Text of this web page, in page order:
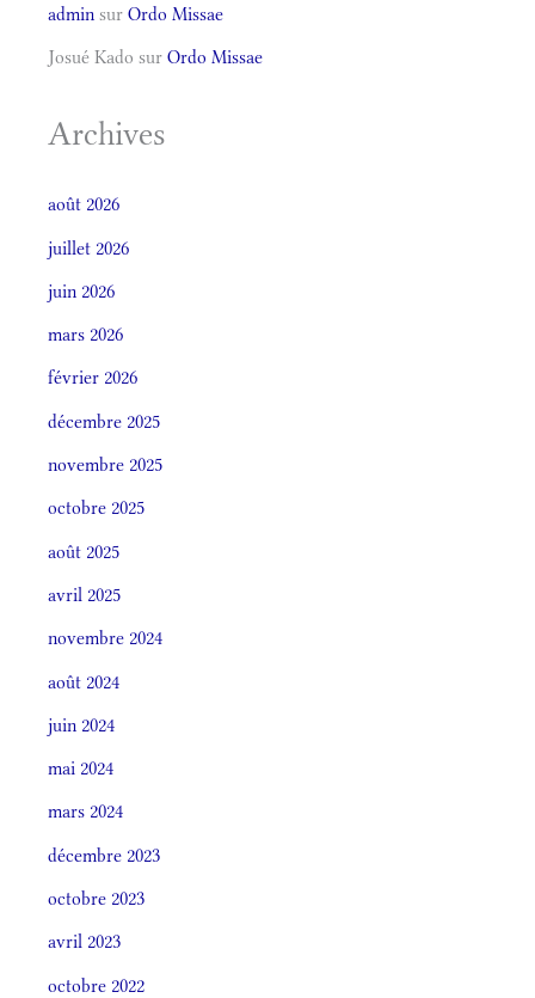
admin sur Ordo Missae
Josué Kado sur Ordo Missae
Archives
août 2026
juillet 2026
juin 2026
mars 2026
février 2026
décembre 2025
novembre 2025
octobre 2025
août 2025
avril 2025
novembre 2024
août 2024
juin 2024
mai 2024
mars 2024
décembre 2023
octobre 2023
avril 2023
octobre 2022